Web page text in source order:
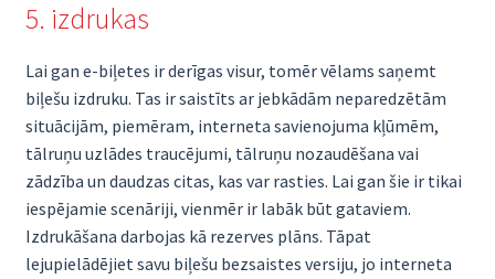
5. izdrukas
Lai gan e-biļetes ir derīgas visur, tomēr vēlams saņemt
biļešu izdruku. Tas ir saistīts ar jebkādām neparedzētām
situācijām, piemēram, interneta savienojuma kļūmēm,
tālruņu uzlādes traucējumi, tālruņu nozaudēšana vai
zādzība un daudzas citas, kas var rasties. Lai gan šie ir tikai
iespējamie scenāriji, vienmēr ir labāk būt gataviem.
Izdrukāšana darbojas kā rezerves plāns. Tāpat
lejupielādējiet savu biļešu bezsaistes versiju, jo interneta